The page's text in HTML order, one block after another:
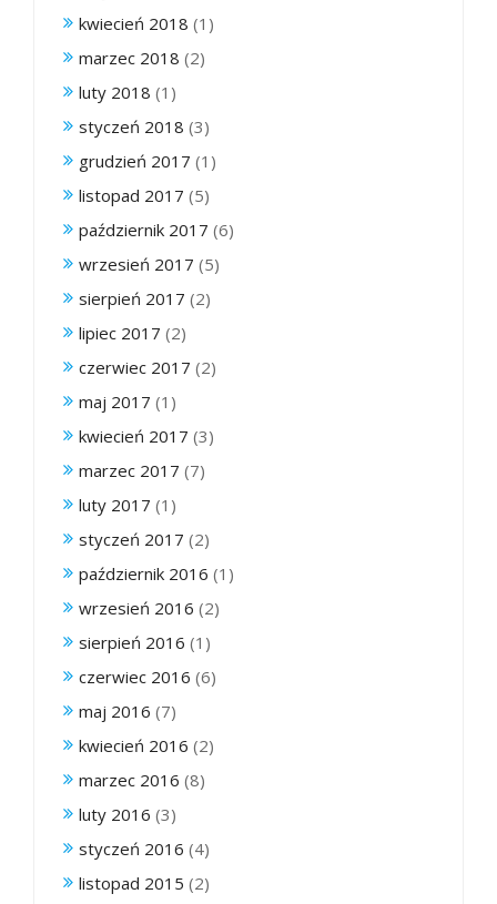
kwiecień 2018 (1)
marzec 2018 (2)
luty 2018 (1)
styczeń 2018 (3)
grudzień 2017 (1)
listopad 2017 (5)
październik 2017 (6)
wrzesień 2017 (5)
sierpień 2017 (2)
lipiec 2017 (2)
czerwiec 2017 (2)
maj 2017 (1)
kwiecień 2017 (3)
marzec 2017 (7)
luty 2017 (1)
styczeń 2017 (2)
październik 2016 (1)
wrzesień 2016 (2)
sierpień 2016 (1)
czerwiec 2016 (6)
maj 2016 (7)
kwiecień 2016 (2)
marzec 2016 (8)
luty 2016 (3)
styczeń 2016 (4)
listopad 2015 (2)